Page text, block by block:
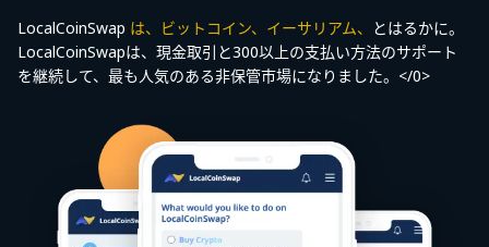
LocalCoinSwap は、ビットコイン、イーサリアム、 とはるかに。
LocalCoinSwapは、現金取引と300以上の支払い方法のサポート
を継続して、最も人気のある非保管市場になりました。</0>